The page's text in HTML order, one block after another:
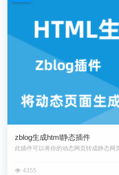
zblog生成html静态插件
4355